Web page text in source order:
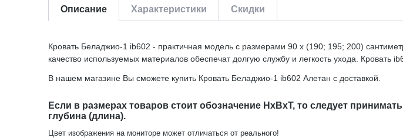
Описание Характеристики Скидки
Кровать Беладжио-1 ib602 - практичная модель с размерами 90 х (190; 195; 200)
качество используемых материалов обеспечат долгую службу и легкость ухода. Кровать
В нашем магазине Вы сможете купить Кровать Беладжио-1 ib602 Алетан с доставкой.
Если в размерах товаров стоит обозначение HxBxT, то следует
глубина (длина).
Цвет изображения на мониторе может отличаться от реального!